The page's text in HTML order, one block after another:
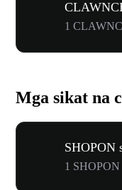
1
Mga sikat na
SHOPON
1 SHOPON